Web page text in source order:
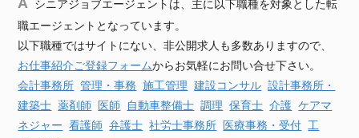
シニアジョブエージェントは、主に以下職種を対象とした転
職エージェントとなっています。
以下職種ではサイトにない、非公開求人も多数ありますので、
お仕事紹介ご登録フォームからお気軽にお問い合せ下さい。
会計事務所 管理・事務 施工管理 建設コンサル 設計事務所・
建築士 薬剤師 医師 自動車整備士 調理 保育士 介護 ケアマ
ネジャー 看護師 弁護士 社労士事務所 医療事務・受付 工